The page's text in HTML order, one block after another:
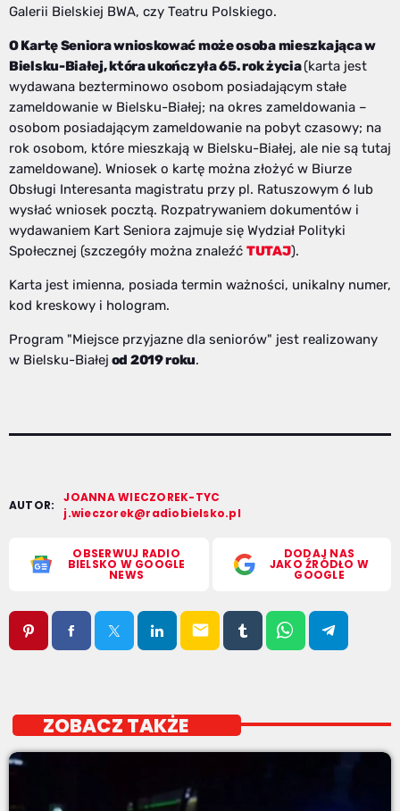
Galerii Bielskiej BWA, czy Teatru Polskiego.
O Kartę Seniora wnioskować może osoba mieszkająca w
Bielsku-Białej, która ukończyła 65. rok życia(karta jest
wydawana bezterminowo osobom posiadającym stałe
zameldowanie w Bielsku-Białej; na okres zameldowania –
osobom posiadającym zameldowanie na pobyt czasowy; na
rok osobom, które mieszkają w Bielsku-Białej, ale nie są tutaj
zameldowane). Wniosek o kartę można złożyć w Biurze
Obsługi Interesanta magistratu przy pl. Ratuszowym 6 lub
wysłać wniosek pocztą. Rozpatrywaniem dokumentów i
wydawaniem Kart Seniora zajmuje się Wydział Polityki
Społecznej (szczegóły można znaleźć TUTAJ).
Karta jest imienna, posiada termin ważności, unikalny numer,
kod kreskowy i hologram.
Program "Miejsce przyjazne dla seniorów" jest realizowany
w Bielsku-Białej od 2019 roku.
AUTOR:
JOANNA WIECZOREK-TYC
j.wieczorek@radiobielsko.pl
OBSERWUJ RADIO
BIELSKO W GOOGLE
NEWS
DODAJ NAS
JAKO ŹRÓDŁO W
GOOGLE
email
ZOBACZ TAKŻE